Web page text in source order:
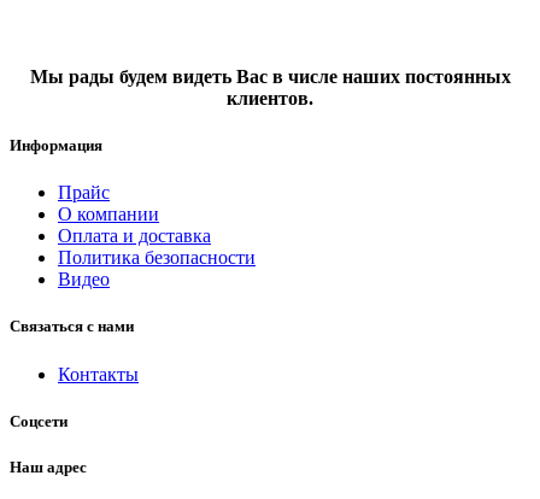
Мы рады будем видеть Вас в числе наших постоянных
клиентов.
Информация
Прайс
О компании
Оплата и доставка
Политика безопасности
Видео
Связаться с нами
Контакты
Соцсети
Наш адрес